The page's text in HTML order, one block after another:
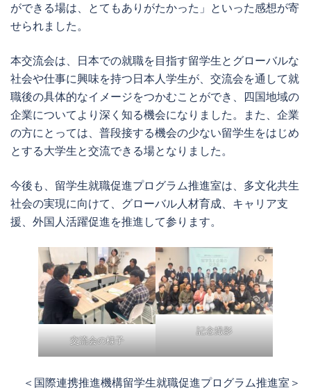
ができる場は、とてもありがたかった」といった感想が寄
せられました。
本交流会は、日本での就職を目指す留学生とグローバルな
社会や仕事に興味を持つ日本人学生が、交流会を通して就
職後の具体的なイメージをつかむことができ、四国地域の
企業についてより深く知る機会になりました。また、企業
の方にとっては、普段接する機会の少ない留学生をはじめ
とする大学生と交流できる場となりました。
今後も、留学生就職促進プログラム推進室は、多文化共生
社会の実現に向けて、グローバル人材育成、キャリア支
援、外国人活躍促進を推進して参ります。
交流会の様子
記念撮影
＜国際連携推進機構留学生就職促進プログラム推進室＞